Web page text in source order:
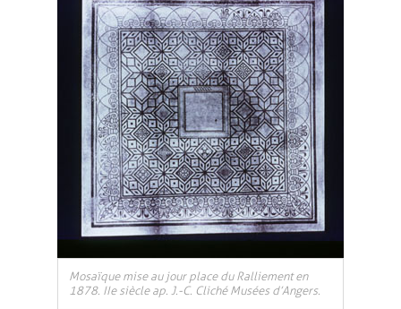
Mosaïque mise au jour place du Ralliement en
1878. IIe siècle ap. J.-C. Cliché Musées d’Angers.